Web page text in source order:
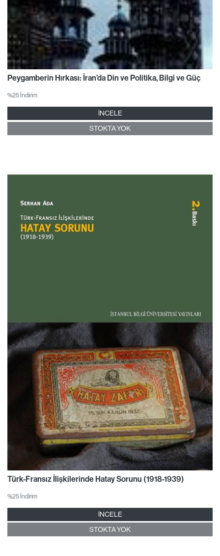
Peygamberin Hırkası: İran’da Din ve Politika, Bilgi ve Güç
%25 İndirim
İNCELE
STOKTA YOK
Türk-Fransız İlişkilerinde Hatay Sorunu (1918-1939)
%25 İndirim
İNCELE
STOKTA YOK